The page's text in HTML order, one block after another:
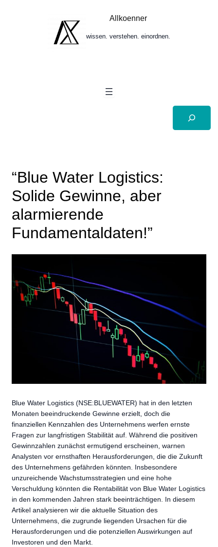
Allkoenner
wissen. verstehen. einordnen.
Suchen
“Blue Water Logistics:
Solide Gewinne, aber
alarmierende
Fundamentaldaten!”
Blue Water Logistics (NSE:BLUEWATER) hat in den letzten
Monaten beeindruckende Gewinne erzielt, doch die
finanziellen Kennzahlen des Unternehmens werfen ernste
Fragen zur langfristigen Stabilität auf. Während die positiven
Gewinnzahlen zunächst ermutigend erscheinen, warnen
Analysten vor ernsthaften Herausforderungen, die die Zukunft
des Unternehmens gefährden könnten. Insbesondere
unzureichende Wachstumsstrategien und eine hohe
Verschuldung könnten die Rentabilität von Blue Water Logistics
in den kommenden Jahren stark beeinträchtigen. In diesem
Artikel analysieren wir die aktuelle Situation des
Unternehmens, die zugrunde liegenden Ursachen für die
Herausforderungen und die potenziellen Auswirkungen auf
Investoren und den Markt.